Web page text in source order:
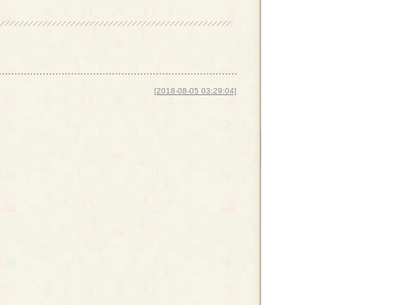
[2018-08-05 03:29:04]